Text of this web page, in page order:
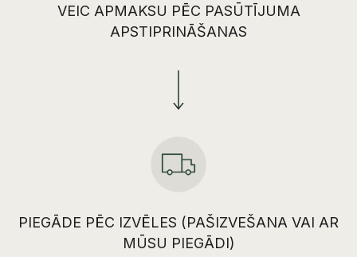
VEIC APMAKSU PĒC PASŪTĪJUMA
APSTIPRINĀŠANAS
PIEGĀDE PĒC IZVĒLES (PAŠIZVEŠANA VAI AR
MŪSU PIEGĀDI)